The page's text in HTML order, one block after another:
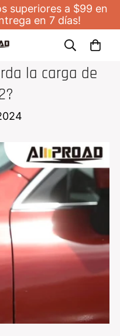
superiores a $99 en
en 7 días!
la carga de